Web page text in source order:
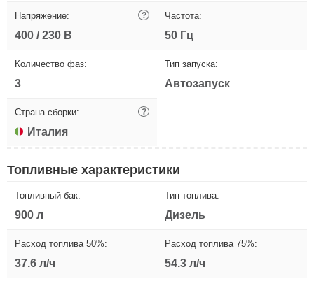
Напряжение: ?
400 / 230 В
Частота:
50 Гц
Количество фаз:
3
Тип запуска:
Автозапуск
Страна сборки: ?
Италия
Топливные характеристики
Топливный бак:
900 л
Тип топлива:
Дизель
Расход топлива 50%:
37.6 л/ч
Расход топлива 75%:
54.3 л/ч